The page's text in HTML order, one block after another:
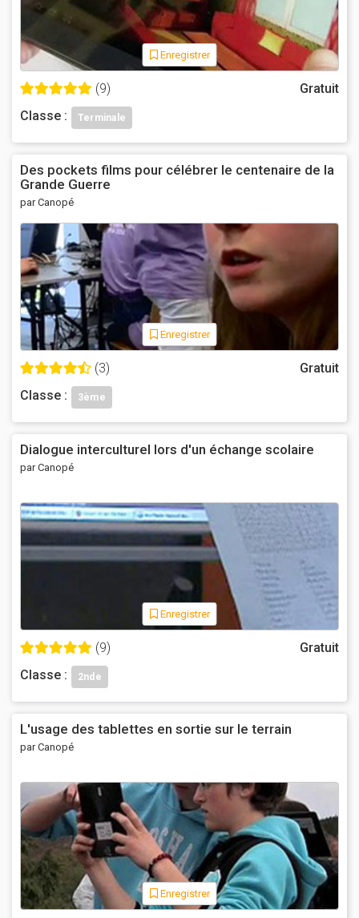
Enregistrer
(9)
Gratuit
Classe :
Terminale
Des pockets films pour célébrer le centenaire de la
Grande Guerre
par Canopé
Enregistrer
(3)
Gratuit
Classe :
3ème
Dialogue interculturel lors d'un échange scolaire
par Canopé
Enregistrer
(9)
Gratuit
Classe :
2nde
L'usage des tablettes en sortie sur le terrain
par Canopé
Enregistrer